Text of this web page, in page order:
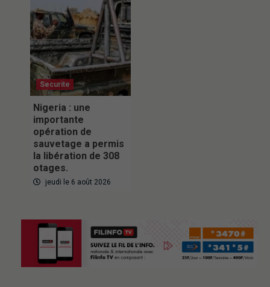
Securite
Nigeria : une
importante
opération de
sauvetage a permis
la libération de 308
otages.
jeudi le 6 août 2026